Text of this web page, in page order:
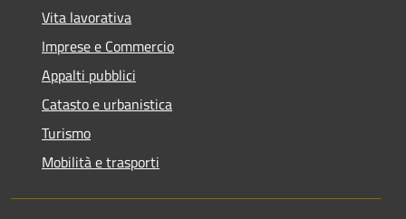
Vita lavorativa
Imprese e Commercio
Appalti pubblici
Catasto e urbanistica
Turismo
Mobilità e trasporti